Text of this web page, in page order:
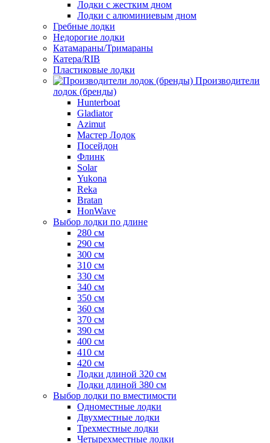
Лодки с жестким дном
Лодки с алюминиевым дном
Гребные лодки
Недорогие лодки
Катамараны/Тримараны
Катера/RIB
Пластиковые лодки
Производители
лодок (бренды)
Hunterboat
Gladiator
Azimut
Мастер Лодок
Посейдон
Флинк
Solar
Yukona
Reka
Bratan
HonWave
Выбор лодки по длине
280 см
290 см
300 см
310 см
330 см
340 см
350 см
360 см
370 см
390 см
400 см
410 см
420 см
Лодки длиной 320 см
Лодки длиной 380 см
Выбор лодки по вместимости
Одноместные лодки
Двухместные лодки
Трехместные лодки
Четырехместные лодки